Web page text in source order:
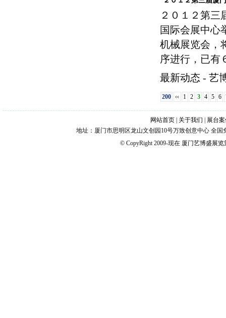
２０１２第三
国际会展中心
机械展览会，
序进行，已有
最新动态 - 艺
200 ‹‹ 1 2 3 4 5 6
网站首页 关于我们
展台
地址：厦门市思明区龙山文创园10号万致创意中心 全国
© CopyRight 2009-现在 厦门艺博盛展览